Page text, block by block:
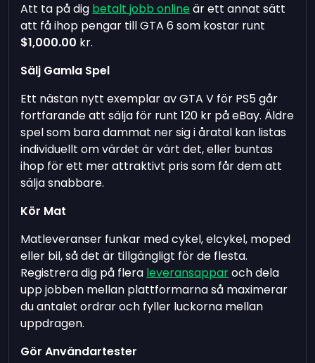
Att ta på dig betalt jobb online är ett annat sätt
att få ihop pengar till GTA 6 som kostar runt
$1,000.00 kr.
Sälj Gamla Spel
Ett nästan nytt exemplar av GTA V för PS5 går
fortfarande att sälja för runt 120 kr på eBay. Äldre
spel som bara dammat ner sig i åratal kan listas
individuellt om värdet är värt det, eller buntas
ihop för ett mer attraktivt pris som får dem att
sälja snabbare.
Kör Mat
Matleveranser funkar med cykel, elcykel, moped
eller bil, så det är tillgängligt för de flesta.
Registrera dig på flera leveransapparoch dela
upp jobben mellan plattformarna så maximerar
du antalet ordrar och fyller luckorna mellan
uppdragen.
Gör Användartester